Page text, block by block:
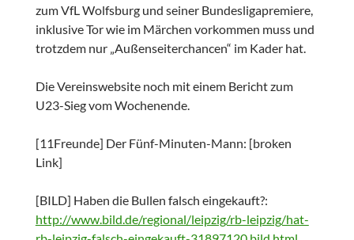
zum VfL Wolfsburg und seiner Bundesligapremiere,
inklusive Tor wie im Märchen vorkommen muss und
trotzdem nur „Außenseiterchancen“ im Kader hat.
Die Vereinswebsite noch mit einem Bericht zum
U23-Sieg vom Wochenende.
[11Freunde] Der Fünf-Minuten-Mann: [broken
Link]
[BILD] Haben die Bullen falsch eingekauft?:
http://www.bild.de/regional/leipzig/rb-leipzig/hat-